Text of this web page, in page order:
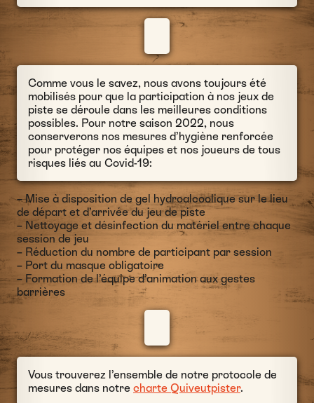
Comme vous le savez, nous avons toujours été
mobilisés pour que la participation à nos jeux de
piste se déroule dans les meilleures conditions
possibles. Pour notre saison 2022, nous
conserverons nos mesures d’hygiène renforcée
pour protéger nos équipes et nos joueurs de tous
risques liés au Covid-19:
– Mise à disposition de gel hydroalcoolique sur le lieu
de départ et d’arrivée du jeu de piste
– Nettoyage et désinfection du matériel entre chaque
session de jeu
– Réduction du nombre de participant par session
– Port du masque obligatoire
– Formation de l’équipe d’animation aux gestes
barrières
Vous trouverez l’ensemble de notre protocole de
mesures dans notre charte Quiveutpister.